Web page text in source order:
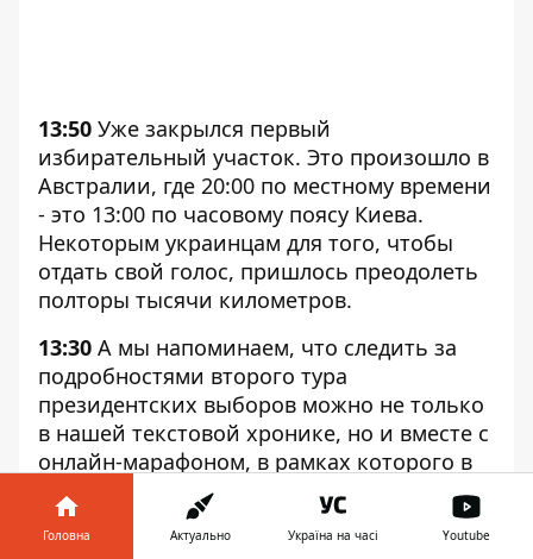
13:50 Уже закрылся первый
избирательный участок. Это произошло в
Австралии, где 20:00 по местному времени
- это 13:00 по часовому поясу Киева.
Некоторым украинцам для того, чтобы
отдать свой голос, пришлось преодолеть
полторы тысячи километров.
13:30 А мы напоминаем, что следить за
подробностями второго тура
президентских выборов можно не только
в нашей текстовой хронике, но и вместе с
онлайн-марафоном, в рамках которого в
гостях у медиа-центра Информатор
собираются эксперты в самых разных
сферах.
Головна Актуально Україна на часі Youtube